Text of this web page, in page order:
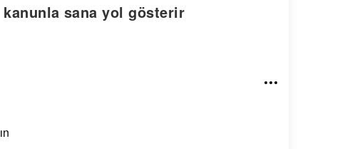
kanunla sana yol gösterir